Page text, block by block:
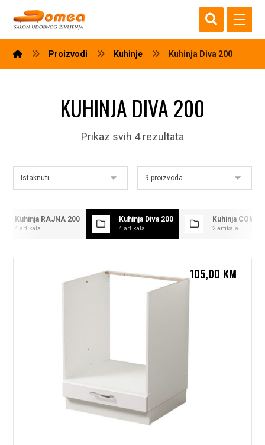
Proizvodi Kuhinje Kuhinja Diva 200
KUHINJA DIVA 200
Prikaz svih 4 rezultata
Kuhinja RAJNA 200
4 artikala
Kuhinja Diva 200
4 artikala
Kuhinja
2 artikala
105,00 KM